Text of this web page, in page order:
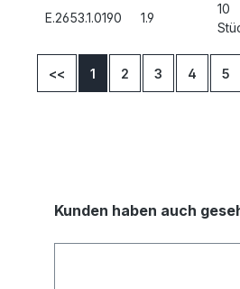
E.2653.1.0190 1.9
10
<< 1 2 3 4 5
Kunden haben auch